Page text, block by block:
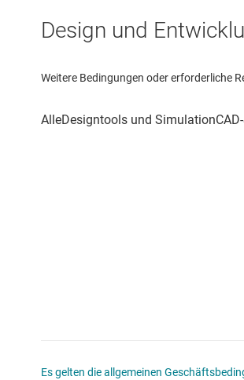
Design und
Weitere Bedingungen oder erforderliche
Es gelten die allgemeinen